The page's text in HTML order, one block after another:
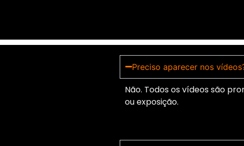
Preciso aparecer nos
Não. Todos os vídeos são
ou exposição.